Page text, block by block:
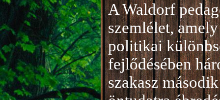
A Waldorf
szemlélet,
politikai
fejlődésében
szakasz